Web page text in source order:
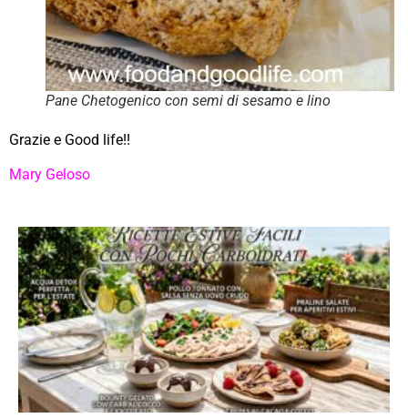
Pane Chetogenico con semi di sesamo e lino
Grazie e Good life!!
Mary Geloso